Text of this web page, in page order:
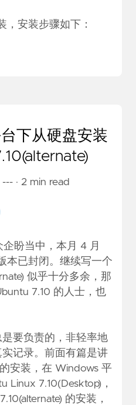
，安装步骤如下：
下从硬盘安装
--- · 2 min read
盼当中，本月 4 月
本已封闭。继续写一个
似乎十分多余，那
7.10 的人士，也
要负责的，非轻率地
记录。前面有篇是讲
安装， 在 Windows 平
Linux 7.10(Desktop) ，
的安装，